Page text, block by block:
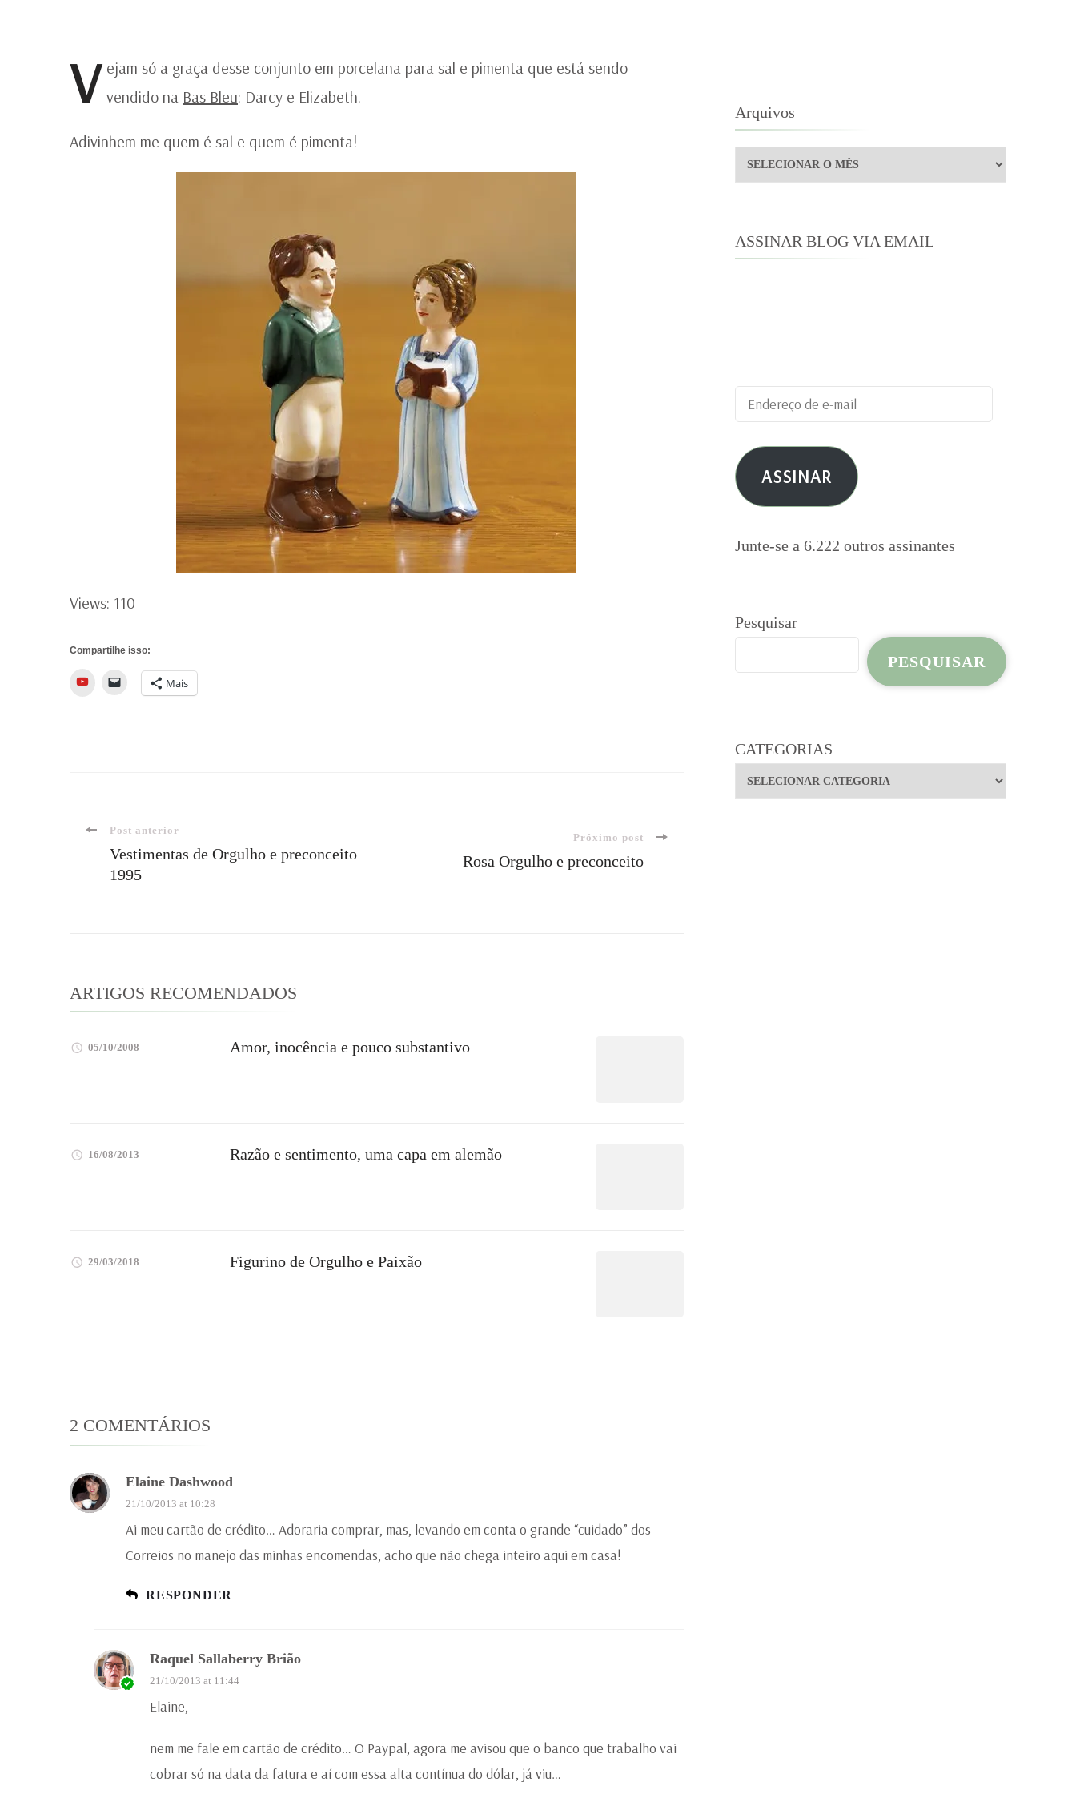
V ejam só a graça desse conjunto em porcelana para sal e pimenta que está sendo
vendido na Bas Bleu: Darcy e Elizabeth.
Adivinhem me quem é sal e quem é pimenta!
Views: 110
Compartilhe isso:
YouTube Mais
Navegação
Post anterior
Vestimentas de Orgulho e preconceito
1995
Próximo post
Rosa Orgulho e preconceito
ARTIGOS RECOMENDADOS
05/10/2008 Amor, inocência e pouco substantivo
16/08/2013 Razão e sentimento, uma capa em alemão
29/03/2018 Figurino de Orgulho e Paixão
2 COMENTÁRIOS
Elaine Dashwood
21/10/2013 at 10:28
Ai meu cartão de crédito… Adoraria comprar, mas, levando em conta o grande “cuidado” dos
Correios no manejo das minhas encomendas, acho que não chega inteiro aqui em casa!
RESPONDER
Raquel Sallaberry Brião
21/10/2013 at 11:44
Elaine,
nem me fale em cartão de crédito… O Paypal, agora me avisou que o banco que trabalho vai
cobrar só na data da fatura e aí com essa alta contínua do dólar, já viu…
Arquivos
Arquivos
ASSINAR BLOG VIA EMAIL
Endereço
de
e-
mail ASSINAR
Junte-se a 6.222 outros assinantes
Pesquisar
PESQUISAR
CATEGORIAS